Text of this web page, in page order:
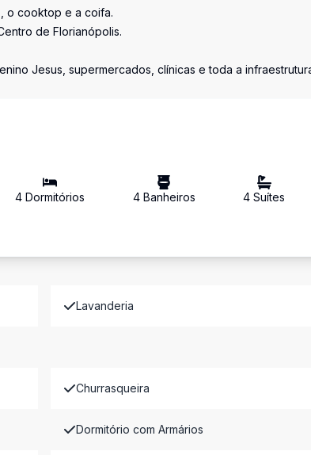
o cooktop e a coifa.
de Florianópolis.
Jesus, supermercados, clínicas e toda a
4 Dormitórios 4Banheiros 4 Suítes
Lavanderia
Churrasqueira
Dormitório com Armários